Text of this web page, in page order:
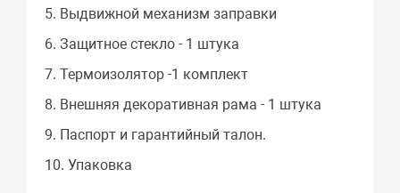
5. Выдвижной механизм заправки
6. Защитное стекло - 1 штука
7. Термоизолятор -1 комплект
8. Внешняя декоративная рама - 1 штука
9. Паспорт и гарантийный талон.
10. Упаковка